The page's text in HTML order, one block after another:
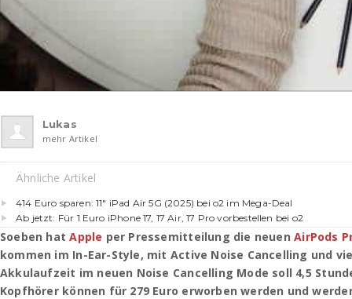
Lukas
mehr Artikel
Ähnliche Artikel
414 Euro sparen: 11″ iPad Air 5G (2025) bei o2 im Mega-Deal
Ab jetzt: Für 1 Euro iPhone 17, 17 Air, 17 Pro vorbestellen bei o2
Soeben hatApple per Pressemitteilung die neuenAirPods
kommen im In-Ear-Style, mit Active Noise Cancelling und
Akkulaufzeit im neuen Noise Cancelling Mode soll 4,5
Kopfhörer können für 279 Euro erworben werden und